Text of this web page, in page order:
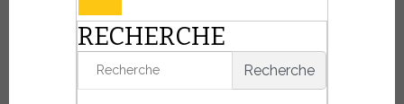
RECHERCHE
Recherche